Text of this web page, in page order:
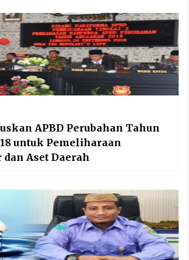
APBD Perubahan Tahun
untuk Pemeliharaan
Aset Daerah